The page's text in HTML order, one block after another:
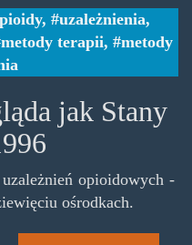
, uzależnienia,
metody terapii,
metody
jak Stany
opioidowych -
ośrodkach.